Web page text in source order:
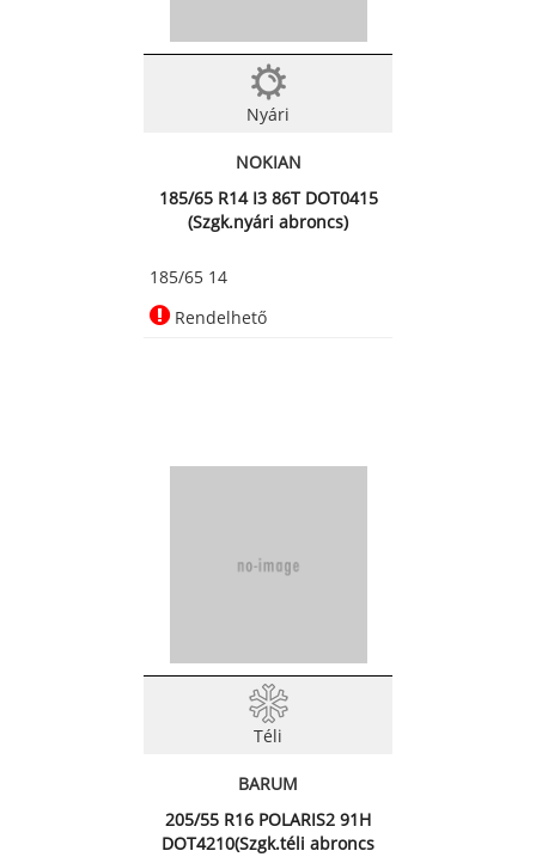
Nyári
NOKIAN
185/65 R14 I3 86T DOT0415
(Szgk.nyári abroncs)
185/65 14
Rendelhető
Téli
BARUM
205/55 R16 POLARIS2 91H
DOT4210(Szgk.téli abroncs